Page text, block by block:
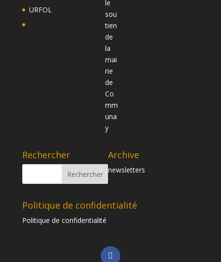
URFOL
Rechercher Archive
newsletters
Politique de confidentialité
Politique de confidentialité